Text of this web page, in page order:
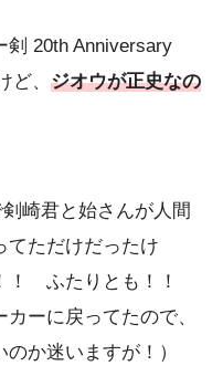
剣 20th Anniversary
ど、 ジオウが正史なの
崎君と始さんが人間
てただけだったけ
！ ふたりとも！！
ーに戻ってたので、
か迷いますが！）